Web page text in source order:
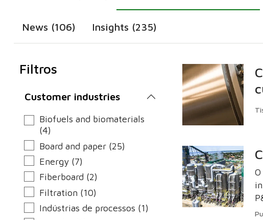
News (106) Insights (235)
Filtros
Customer industries
Biofuels and biomaterials
(4)
Board and paper (25)
Energy (7)
Fiberboard (2)
Filtration (10)
Indústrias de processos (1)